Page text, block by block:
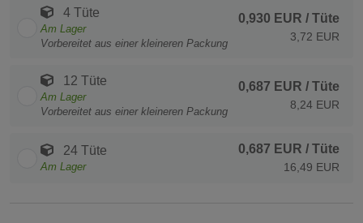
4 Tüte
Am Lager
Vorbereitet aus einer kleineren Packung
0,930 EUR / Tüte
3,72 EUR
12 Tüte
Am Lager
Vorbereitet aus einer kleineren Packung
0,687 EUR / Tüte
8,24 EUR
24 Tüte
Am Lager
0,687 EUR / Tüte
16,49 EUR